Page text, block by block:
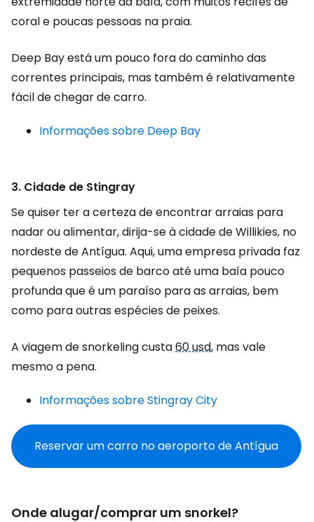
coral e poucas pessoas na praia.
Deep Bay está um pouco fora do caminho das
correntes principais, mas também é relativamente
fácil de chegar de carro.
Informações sobre Deep Bay
3. Cidade de Stingray
Se quiser ter a certeza de encontrar arraias para
nadar ou alimentar, dirija-se à cidade de Willikies, no
nordeste de Antígua. Aqui, uma empresa privada faz
pequenos passeios de barco até uma baía pouco
profunda que é um paraíso para as arraias, bem
como para outras espécies de peixes.
A viagem de snorkeling custa60 usd, mas vale
mesmo a pena.
Informações sobre Stingray City
Reservar um carro no aeroporto de Antígua
Onde alugar/comprar um snorkel?